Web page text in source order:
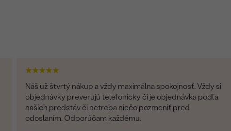
Náš už štvrtý nákup a vždy maximálna spokojnosť. Vždy si
objednávky preverujú telefonicky či je objednávka podľa
naších predstáv či netreba niečo pozmeniť pred
odoslaním. Odporúčam každému.